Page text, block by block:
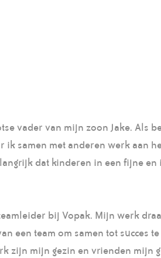
vader van mijn zoon Jake. Als
ik samen met anderen werk aan
dat kinderen in een fijne
bij Vopak. Mijn werk
een team om samen tot succes
zijn mijn gezin en vrienden mijn